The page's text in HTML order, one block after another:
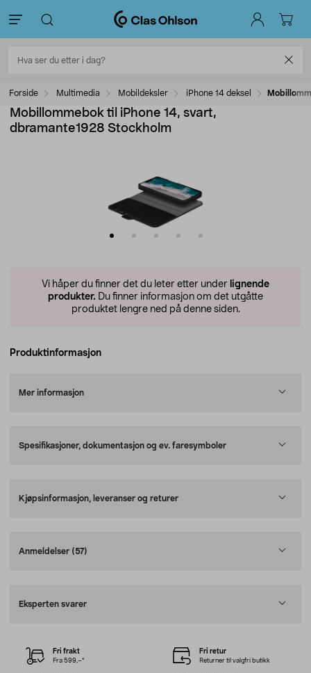
Forside Multimedia Mobildeksler iPhone 14 deksel
Mobillommebok til iPhone 14, svart,
dbramante1928 Stockholm
Vi håper du finner det du leter etter under lignende
produkter. Du finner informasjon om det utgåtte
produktet lengre ned på denne siden.
Produktinformasjon
Mer informasjon
Spesifikasjoner, dokumentasjon og ev. faresymboler
Kjøpsinformasjon, leveranser og returer
Anmeldelser (57)
Eksperten svarer
Fri frakt
Fra 599,–*
Fri retur
Returner til valgfri butikk